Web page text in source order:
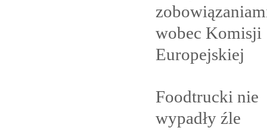
wobec Komisji
Europejskiej
Foodtrucki nie
wypadły źle